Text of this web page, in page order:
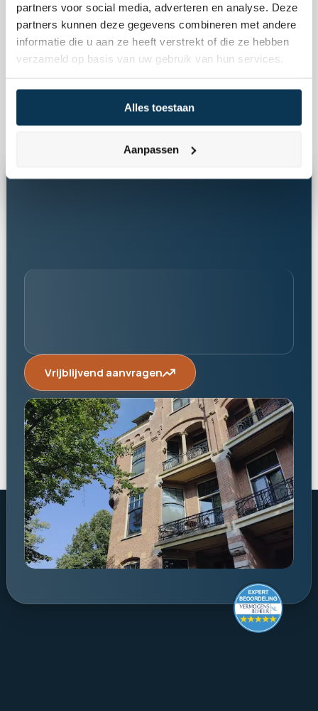
partners voor social media, adverteren en analyse. Deze
partners kunnen deze gegevens combineren met andere
informatie die u aan ze heeft verstrekt of die ze hebben
verzameld op basis van uw gebruik van hun services.
Alles toestaan
Aanpassen
Nieuws 11 februari 2026
Vrijblijvend aanvragen